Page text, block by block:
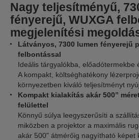
Nagy teljesítményű,
fényerejű, WUXGA
megjelenítési
Látványos, 7300 lumen fényerejű
felbontással
Ideális tárgyalókba, előadótermekbe
A kompakt, költséghatékony
környezetben kiváló teljesítményt
Kompakt kialakítás akár 500”
felülettel
Könnyű súlya leegyszerűsíti a
miközben a projektor a maximális
akár 500" átmérőig nagyítható képet